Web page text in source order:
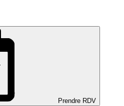
Prendre RDV